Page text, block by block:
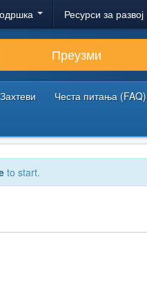
Ресурси за развој
Преузми
Честа питања (FAQ)
to start.